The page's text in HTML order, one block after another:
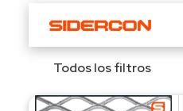
Todos los filtros